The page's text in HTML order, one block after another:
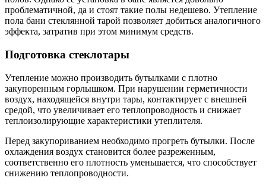
проблематичной, да и стоят такие полы недешево. Утепление
пола бани стеклянной тарой позволяет добиться аналогичного
эффекта, затратив при этом минимум средств.
Подготовка стеклотары
Утепление можно производить бутылками с плотно
закупоренным горлышком. При нарушении герметичности
воздух, находящейся внутри тары, контактирует с внешней
средой, что увеличивает его теплопроводность и снижает
теплоизолирующие характеристики утеплителя.
Перед закупориванием необходимо прогреть бутылки. После
охлаждения воздух становится более разреженным,
соответственно его плотность уменьшается, что способствует
снижению теплопроводности.